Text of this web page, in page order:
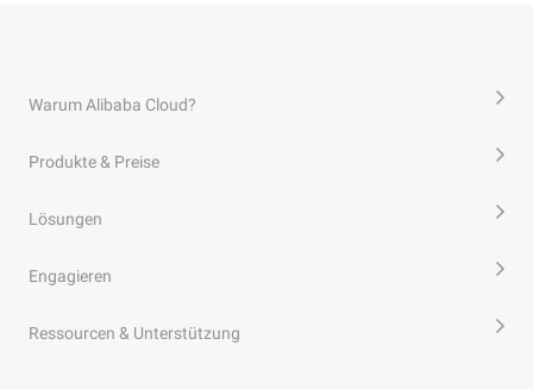
Warum Alibaba Cloud?
Produkte & Preise
Lösungen
Engagieren
Ressourcen & Unterstützung